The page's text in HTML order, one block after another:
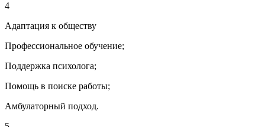
4
Адаптация к обществу
Профессиональное обучение;
Поддержка психолога;
Помощь в поиске работы;
Амбулаторный подход.